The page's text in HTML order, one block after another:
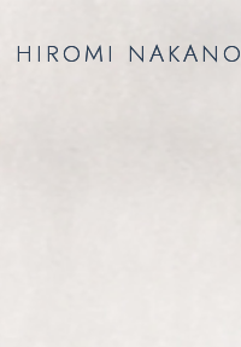
HIROMI NAKANO
HIROMI NAKANO